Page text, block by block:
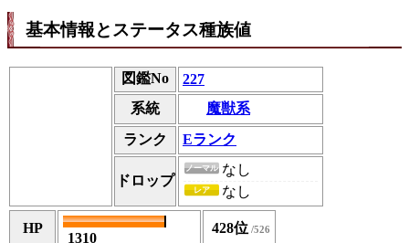
基本情報とステータス種族値
図鑑No
227
系統
魔獣系
ランク Eランク
ドロップ
ノーマル なし
レア なし
HP
1310
428位